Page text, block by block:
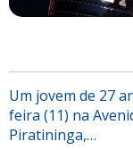
Um jovem de 27
feira (11) na
Piratininga,…